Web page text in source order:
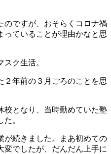
のですが、おそらくコロナ禍
っていることが理由かなと思
ク生活。
２年前の３月ごろのことを思
校となり、当時勤めていた塾
。
が続きました。まあ初めての
変でしたが、だんだん上手に